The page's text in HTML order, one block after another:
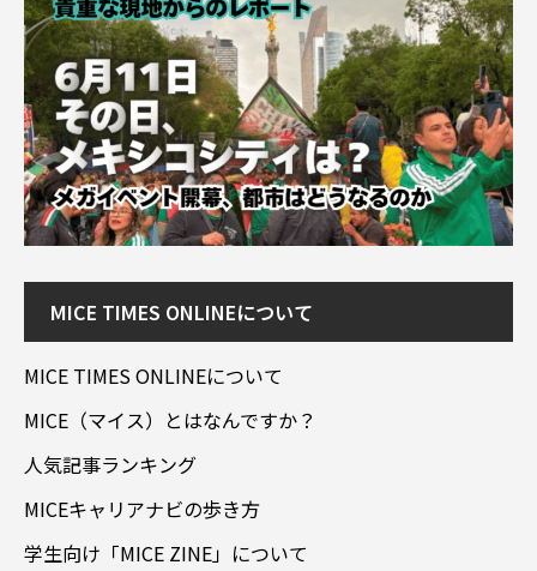
MICE TIMES ONLINEについて
MICE TIMES ONLINEについて
MICE（マイス）とはなんですか？
人気記事ランキング
MICEキャリアナビの歩き方
学生向け「MICE ZINE」について